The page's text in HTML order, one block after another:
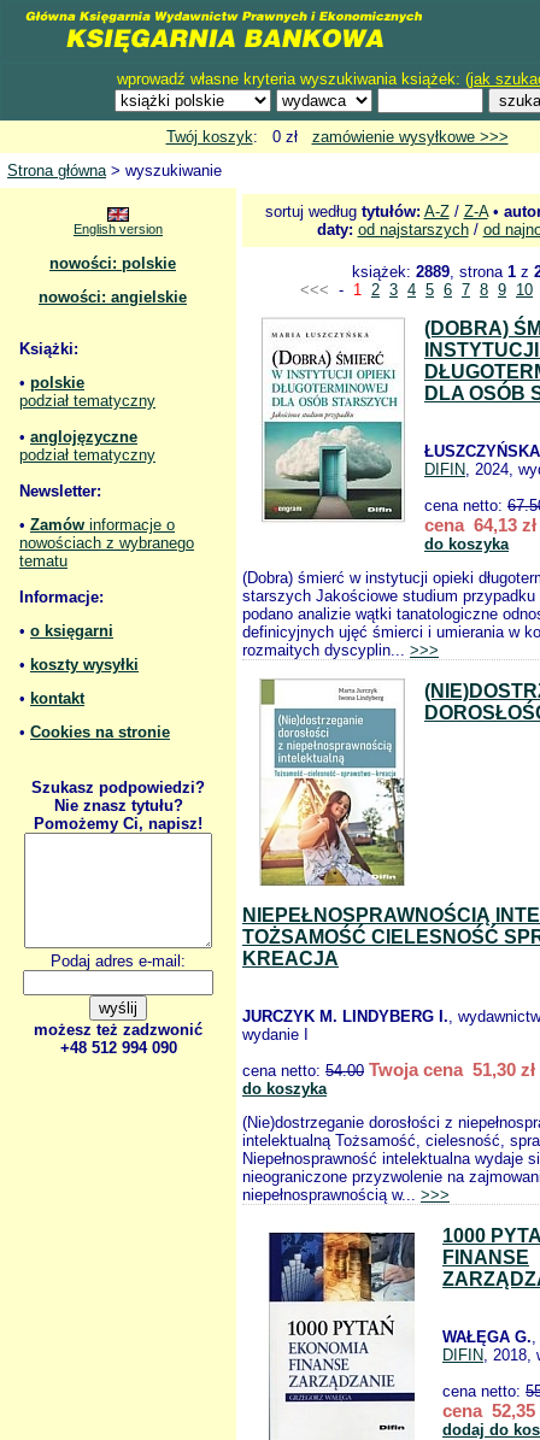
wprowadź własne kryteria wyszukiwania książek: (jak
Twój koszyk: 0 zł zamówienie wysyłkowe >>>
Strona główna> wyszukiwanie
English version
nowości: polskie
nowości: angielskie
Książki:
• polskie
podział tematyczny
• anglojęzyczne
podział tematyczny
Newsletter:
• Zamów informacje o
nowościach z wybranego
tematu
Informacje:
• o księgarni
• koszty wysyłki
• kontakt
• Cookies na stronie
Szukasz podpowiedzi?
Nie znasz tytułu?
Pomożemy Ci, napisz!
Podaj adres e-mail:
możesz też zadzwonić
+48 512 994 090
sortuj według tytułów: A-Z/ Z-A•
daty: od najstarszych/ od
książek: 2889, strona 1 z
<<< - 1 2 3 4 5 6 7 8 9 10
(DOBRA)
DLA OSÓB
DIFIN, 2024,
cena netto:
cena 64,13 zł
do koszyka
(Dobra) śmierć w instytucji opieki
starszych Jakościowe studium przypadku
podano analizie wątki tanatologiczne
definicyjnych ujęć śmierci i umierania w
rozmaitych dyscyplin... >>>
NIEPEŁNOSPRAWNOŚCIĄ
TOŻSAMOŚĆ CIELESNOŚĆ
KREACJA
JURCZYK M. LINDYBERG I.,
wydanie I
cena netto: 54.00 Twoja cena 51,30 zł
do koszyka
(Nie)dostrzeganie dorosłości z
intelektualną Tożsamość, cielesność,
Niepełnosprawność intelektualna wydaje
nieograniczone przyzwolenie na
niepełnosprawnością w... >>>
1000
FINANSE
WAŁĘGA G.,
DIFIN, 2018,
cena netto:
cena 52,35
dodaj do